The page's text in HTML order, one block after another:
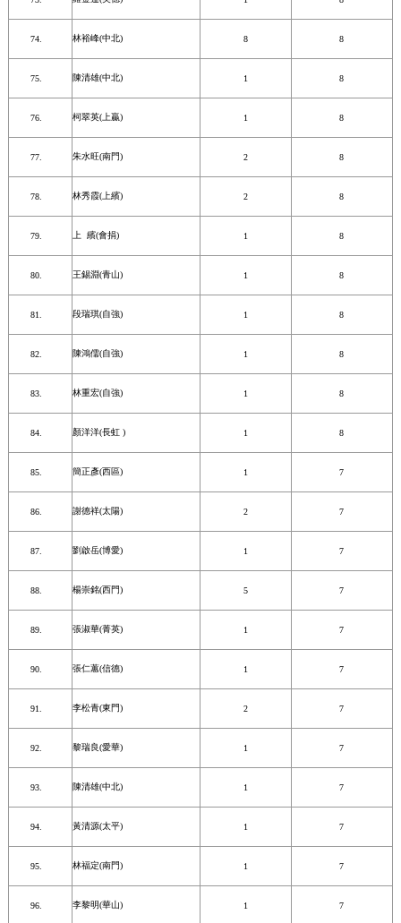
林裕峰(中北) 8 8
陳清雄(中北) 1 8
柯翠英(上贏) 1 8
朱水旺(南門) 2 8
林秀霞(上繽) 2 8
上 繽(會捐) 1 8
王錫淵(青山) 1 8
段瑞琪(自強) 1 8
陳鴻儒(自強) 1 8
林重宏(自強) 1 8
顏洋洋(長虹 ) 1 8
簡正彥(西區) 1 7
謝德祥(太陽) 2 7
劉啟岳(博愛) 1 7
楊崇銘(西門) 5 7
張淑華(菁英) 1 7
張仁蕙(信德) 1 7
李松青(東門) 2 7
黎瑞良(愛華) 1 7
陳清雄(中北) 1 7
黃清源(太平) 1 7
林福定(南門) 1 7
李黎明(華山) 1 7